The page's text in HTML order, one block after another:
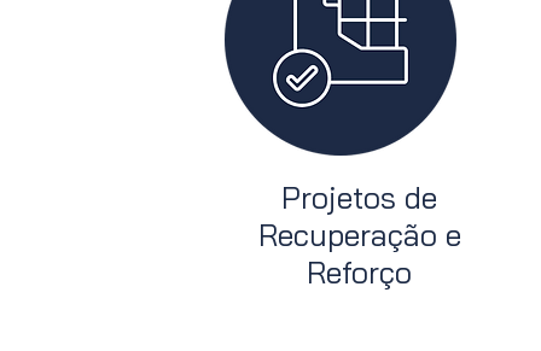
Projetos de
Recuperação e
Reforço